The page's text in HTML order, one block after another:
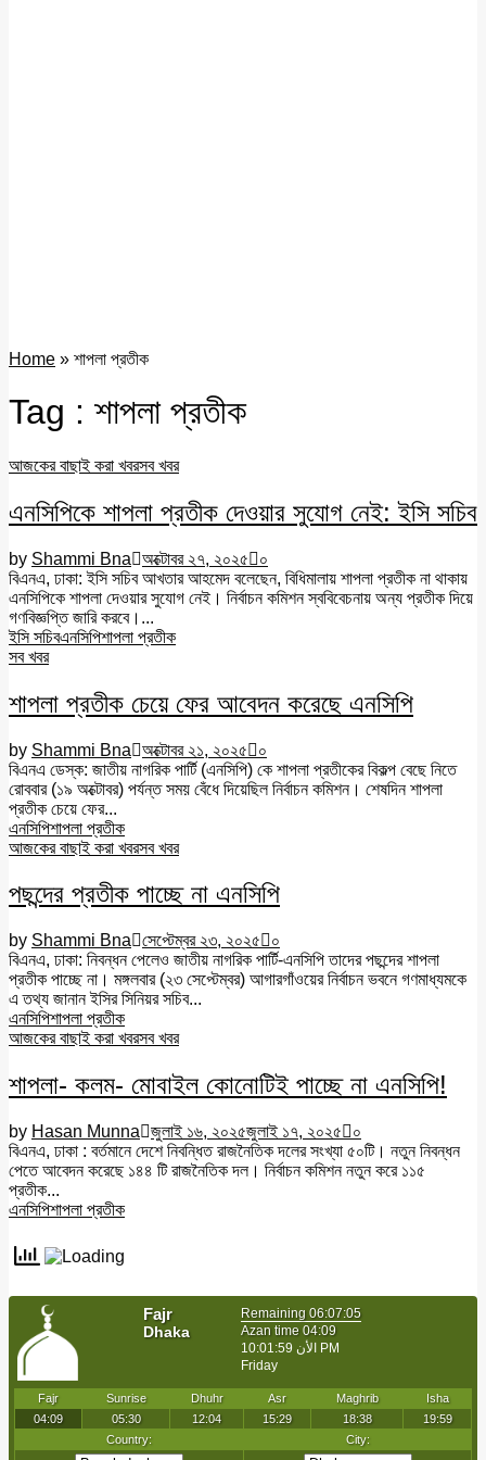
Home » শাপলা প্রতীক
Tag : শাপলা প্রতীক
আজকের বাছাই করা খবরসব খবর
এনসিপিকে শাপলা প্রতীক দেওয়ার সুযোগ নেই: ইসি সচিব
by Shammi Bna অক্টোবর ২৭, ২০২৫
০
বিএনএ, ঢাকা: ইসি সচিব আখতার আহমেদ বলেছেন, বিধিমালায় শাপলা প্রতীক না থাকায়
এনসিপিকে শাপলা দেওয়ার সুযোগ নেই। নির্বাচন কমিশন স্ববিবেচনায় অন্য প্রতীক দিয়ে
গণবিজ্ঞপ্তি জারি করবে।...
ইসি সচিবএনসিপিশাপলা প্রতীক
সব খবর
শাপলা প্রতীক চেয়ে ফের আবেদন করেছে এনসিপি
by Shammi Bna অক্টোবর ২১, ২০২৫
০
বিএনএ ডেস্ক: জাতীয় নাগরিক পার্টি (এনসিপি) কে শাপলা প্রতীকের বিকল্প বেছে নিতে
রোববার (১৯ অক্টোবর) পর্যন্ত সময় বেঁধে দিয়েছিল নির্বাচন কমিশন। শেষদিন শাপলা
প্রতীক চেয়ে ফের...
এনসিপিশাপলা প্রতীক
আজকের বাছাই করা খবরসব খবর
পছন্দের প্রতীক পাচ্ছে না এনসিপি
by Shammi Bna সেপ্টেম্বর ২৩, ২০২৫
০
বিএনএ, ঢাকা: নিবন্ধন পেলেও জাতীয় নাগরিক পার্টি-এনসিপি তাদের পছন্দের শাপলা
প্রতীক পাচ্ছে না। মঙ্গলবার (২৩ সেপ্টেম্বর) আগারগাঁওয়ের নির্বাচন ভবনে গণমাধ্যমকে
এ তথ্য জানান ইসির সিনিয়র সচিব...
এনসিপিশাপলা প্রতীক
আজকের বাছাই করা খবরসব খবর
শাপলা- কলম- মোবাইল কোনোটিই পাচ্ছে না এনসিপি!
by Hasan Munna জুলাই ১৬, ২০২৫জুলাই ১৭, ২০২৫
০
বিএনএ, ঢাকা : বর্তমানে দেশে নিবন্ধিত রাজনৈতিক দলের সংখ্যা ৫০টি। নতুন নিবন্ধন
পেতে আবেদন করেছে ১৪৪ টি রাজনৈতিক দল। নির্বাচন কমিশন নতুন করে ১১৫
প্রতীক...
এনসিপিশাপলা প্রতীক